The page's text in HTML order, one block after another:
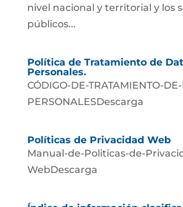
nivel nacional y territorial y los
públicos...
Política de Tratamiento de
Personales.
CÓDIGO-DE-TRATAMIENTO-
PERSONALESDescarga
Políticas de Privacidad Web
Manual-de-Politicas-de-
WebDescarga